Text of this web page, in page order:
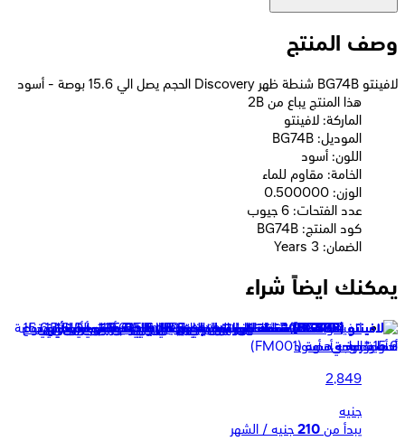
وصف المنتج
لافينتو BG74B شنطة ظهر Discovery الحجم يصل الي 15.6 بوصة - أسود
2B هذا المنتج يباع من
الماركة: لافينتو
الموديل: BG74B
اللون: أسود
الخامة: مقاوم للماء
الوزن: 0.500000
عدد الفتحات: 6 جيوب
كود المنتج: BG74B
الضمان: 3 Years
يمكنك ايضاً شراء
لافينتو BG794 شنطة ظهر للاب توب Trolley حجم يصل الي 15.6
بوصة - أسود
2,849
جنيه
يبدأ من 210 جنيه / الشهر